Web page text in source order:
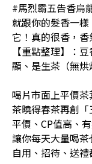
#馬烈霸五告香烏
就跟你的髮香一樣
它！真的很香，香
【重點整理】：
顯、是生茶（無烘
喝片市面上平價
茶曉得春茶再創「
平價、CP值高、
讓你每天大量喝
自用、招待、送禮